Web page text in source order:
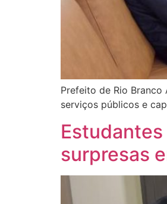
Prefeito de Rio
serviços públicos e
surpresas